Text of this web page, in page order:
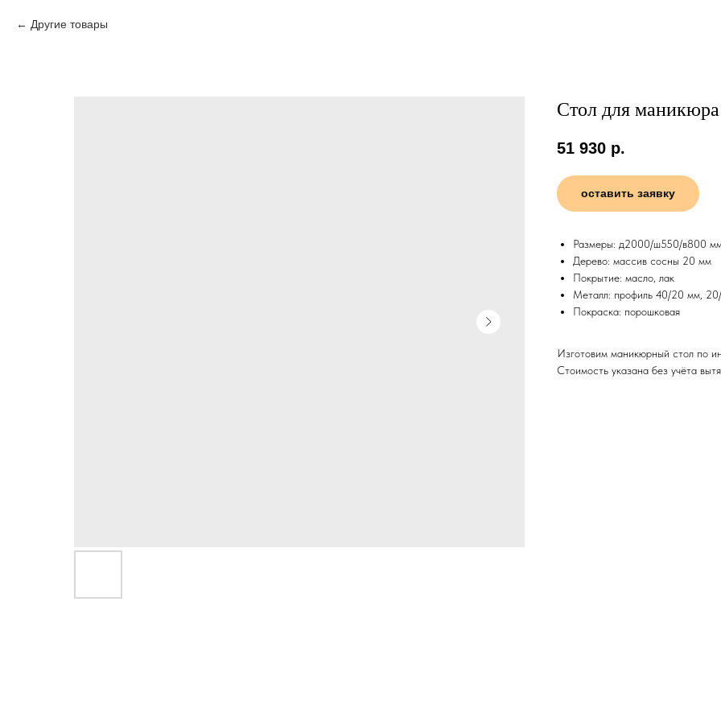
Другие товары
Стол для
51 930 р.
оставить заявку
Размеры: д2000/ш550/в800
Дерево: массив сосны 20 мм
Покрытие: масло, лак
Металл: профиль 40/20 мм,
Покраска: порошковая
Изготовим маникюрный стол по
Стоимость указана без учёта